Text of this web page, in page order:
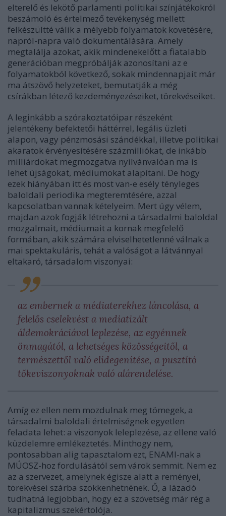
elterelő és lekötő parlamenti politikai színjátékokról
beszámoló és értelmező tevékenység mellett
felkészültté válik a mélyebb folyamatok követésére,
napról-napra való dokumentálására. Amely
megtalálja azokat, akik mindenekelőtt a fiatalabb
generációban megpróbálják azonosítani az e
folyamatokból következő, sokak mindennapjait már
ma átszövő helyzeteket, bemutatják a még
csírákban létező kezdeményezéseiket, törekvéseiket.
A leginkább a szórakoztatóipar részeként
jelentékeny befektetői háttérrel, legális üzleti
alapon, vagy pénzmosási szándékkal, illetve politikai
akaratok érvényesítésére százmilliókat, de inkább
milliárdokat megmozgatva nyilvánvalóan ma is
lehet újságokat, médiumokat alapítani. De hogy
ezek hiányában itt és most van-e esély tényleges
baloldali periodika megteremtésére, azzal
kapcsolatban vannak kételyeim. Mert úgy vélem,
majdan azok fogják létrehozni a társadalmi baloldal
mozgalmait, médiumait a kornak megfelelő
formában, akik számára elviselhetetlenné válnak a
mai spektakuláris, tehát a valóságot a látvánnyal
eltakaró, társadalom viszonyai:
az embernek a médiaterekhez láncolása, a
felelős cselekvést a mediatizált
áldemokráciával leplezése, az egyénnek
önmagától, a lehetséges közösségeitől, a
természettől való elidegenítése, a pusztító
tőkeviszonyoknak való alárendelése.
Amíg ez ellen nem mozdulnak meg tömegek, a
társadalmi baloldali értelmiségnek egyetlen
feladata lehet: a viszonyok leleplezése, az ellene való
küzdelemre emlékeztetés. Minthogy nem,
pontosabban alig tapasztalom ezt, ENAMI-nak a
MÚOSZ-hoz fordulásától sem várok semmit. Nem ez
az a szervezet, amelynek égisze alatt a reményei,
törekvései szárba szökkenhetnének. Ő, a lázadó
tudhatná legjobban, hogy ez a szövetség már rég a
kapitalizmus szekértolója.